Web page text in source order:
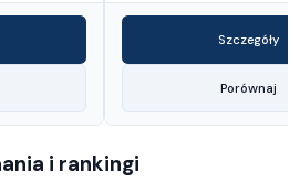
Szczegóły
Porównaj
i rankingi